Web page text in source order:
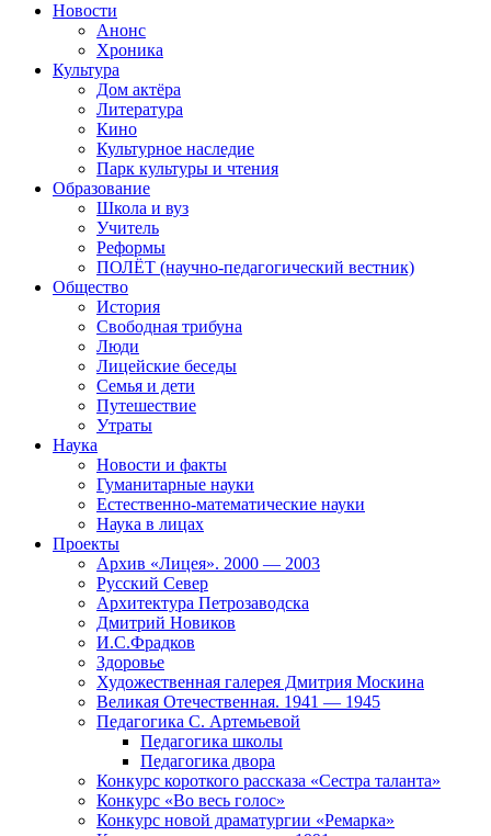
Новости
Анонс
Хроника
Культура
Дом актёра
Литература
Кино
Культурное наследие
Парк культуры и чтения
Образование
Школа и вуз
Учитель
Реформы
ПОЛЁТ (научно-педагогический вестник)
Общество
История
Свободная трибуна
Люди
Лицейские беседы
Семья и дети
Путешествие
Утраты
Наука
Новости и факты
Гуманитарные науки
Естественно-математические науки
Наука в лицах
Проекты
Архив «Лицея». 2000 — 2003
Русский Север
Архитектура Петрозаводска
Дмитрий Новиков
И.С.Фрадков
Здоровье
Художественная галерея Дмитрия Москина
Великая Отечественная. 1941 — 1945
Педагогика С. Артемьевой
Педагогика школы
Педагогика двора
Конкурс короткого рассказа «Сестра таланта»
Конкурс «Во весь голос»
Конкурс новой драматургии «Ремарка»